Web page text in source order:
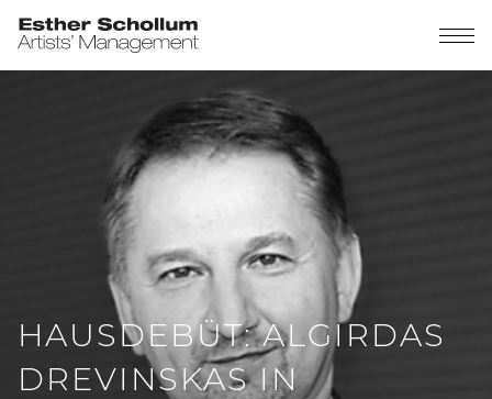
HAUSDEBÜT: ALGIRDAS
DREVINSKAS IN